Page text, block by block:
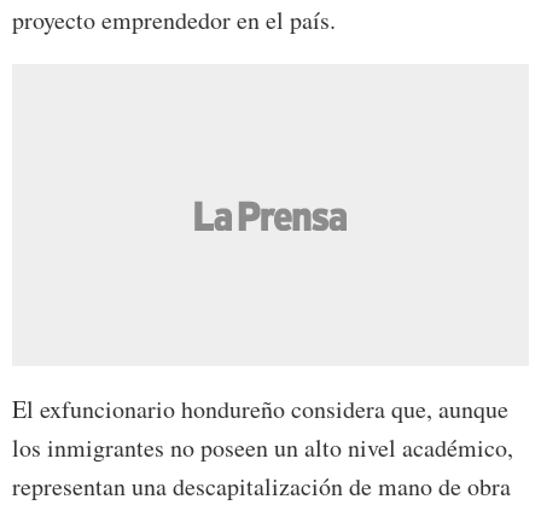
proyecto emprendedor en el país.
El exfuncionario hondureño considera que, aunque
los inmigrantes no poseen un alto nivel académico,
representan una descapitalización de mano de obra